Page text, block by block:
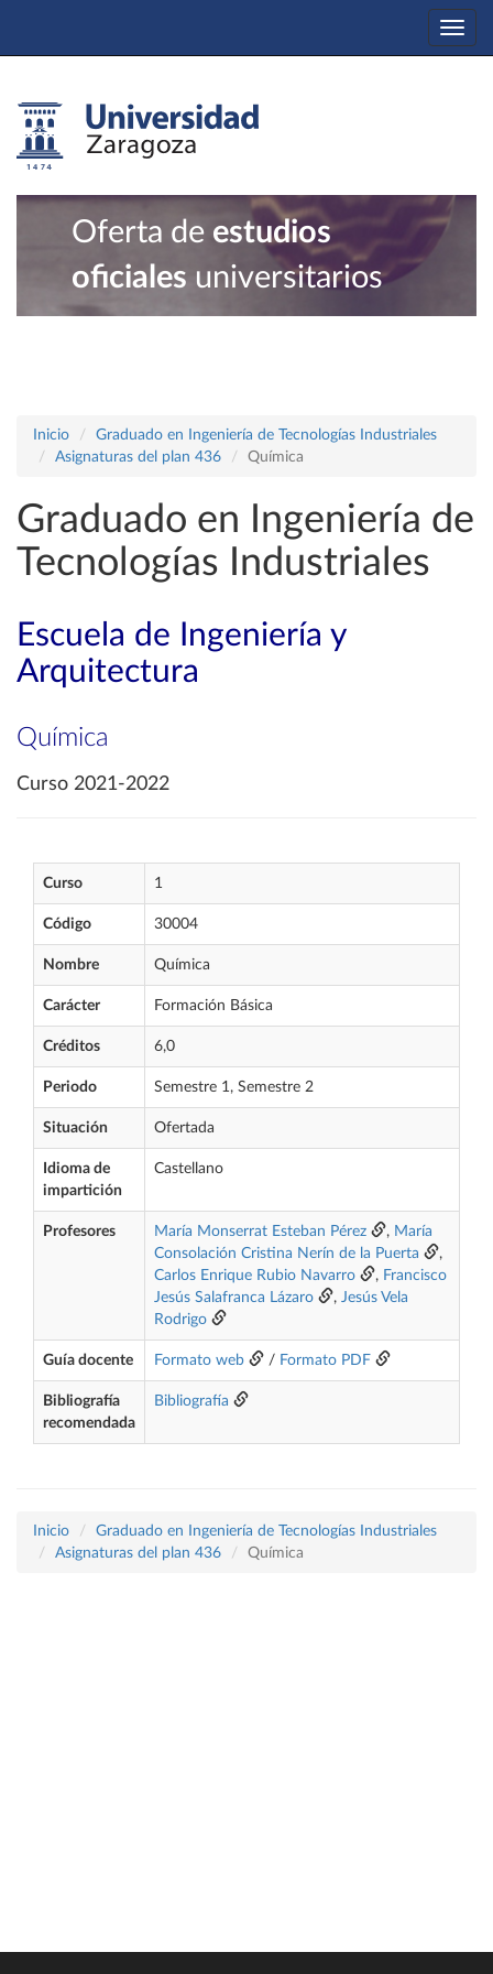
Oferta de estudios
oficiales universitarios
Inicio
Graduado en Ingeniería de Tecnologías Industriales
Asignaturas del plan 436
Química
Graduado en Ingeniería de
Tecnologías Industriales
Escuela de Ingeniería y
Arquitectura
Química
Curso 2021-2022
Curso 1
Código 30004
Nombre Química
Carácter Formación Básica
Créditos 6,0
Periodo Semestre 1, Semestre 2
Situación Ofertada
Idioma de
impartición
Castellano
Profesores María Monserrat Esteban Pérez , María
Consolación Cristina Nerín de la Puerta
,
Carlos Enrique Rubio Navarro
, Francisco
Jesús Salafranca Lázaro
, Jesús Vela
Rodrigo
Guía docente Formato web / Formato PDF
Bibliografía
recomendada
Bibliografía
Inicio
Graduado en Ingeniería de Tecnologías Industriales
Asignaturas del plan 436
Química